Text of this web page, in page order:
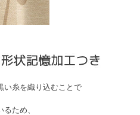
い糸を織り込むことで
ため、